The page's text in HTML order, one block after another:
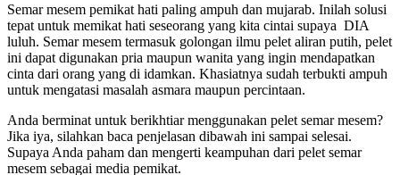
Semar mesem pemikat hati paling ampuh dan mujarab. Inilah solusi
tepat untuk memikat hati seseorang yang kita cintai supaya DIA
luluh. Semar mesem termasuk golongan ilmu pelet aliran putih, pelet
ini dapat digunakan pria maupun wanita yang ingin mendapatkan
cinta dari orang yang di idamkan. Khasiatnya sudah terbukti ampuh
untuk mengatasi masalah asmara maupun percintaan.
Anda berminat untuk berikhtiar menggunakan pelet semar mesem?
Jika iya, silahkan baca penjelasan dibawah ini sampai selesai.
Supaya Anda paham dan mengerti keampuhan dari pelet semar
mesem sebagai media pemikat.